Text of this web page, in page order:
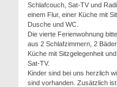
Schlafcouch, Sat-TV und
einem Flur, einer Küche mit
Dusche und WC.
Die vierte Ferienwohnung
aus 2 Schlafzimmern, 2
Küche mit Sitzgelegenheit
Sat-TV.
Kinder sind bei uns herzlich
sind vorhanden. Zusätzlich